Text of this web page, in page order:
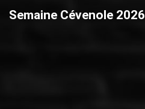
Semaine Cévenole 2026